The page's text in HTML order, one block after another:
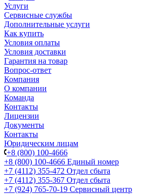
Услуги
Сервисные службы
Дополнительные услуги
Как купить
Условия оплаты
Условия доставки
Гарантия на товар
Вопрос-ответ
Компания
О компании
Команда
Контакты
Лицензии
Документы
Контакты
Юридическим лицам
+8 (800) 100-4666
+8 (800) 100-4666 Единый номер
+7 (4112) 355-472 Отдел сбыта
+7 (4112) 355-367 Отдел сбыта
+7 (924) 765-70-19 Сервисный центр